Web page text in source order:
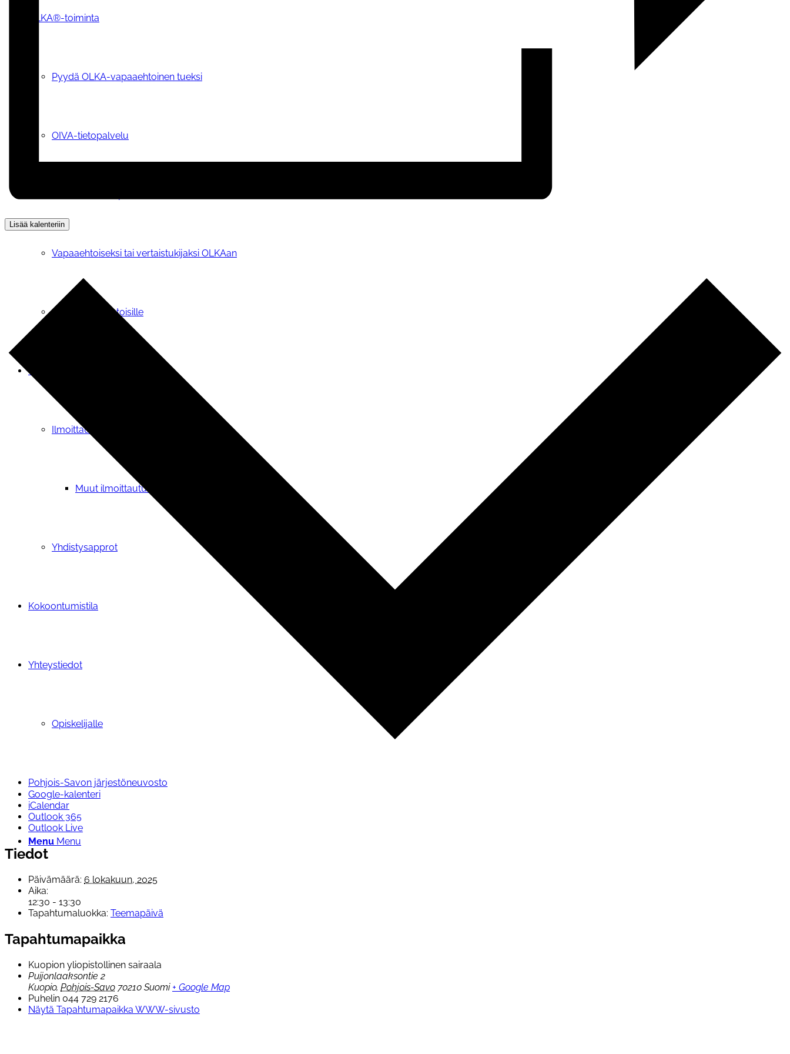
OLKA®-toiminta
Pyydä OLKA-vapaaehtoinen tueksi
OIVA-tietopalvelu
Vapaaehtoiseksi tai vertaistukijaksi OLKAan
OLKA vapaaehtoisille
Tapahtumat
Ilmoittautuminen
Muut ilmoittautumiset
Yhdistysapprot
Kokoontumistila
Yhteystiedot
Opiskelijalle
Pohjois-Savon järjestöneuvosto
Menu Menu
Lisää kalenteriin
Google-kalenteri
iCalendar
Outlook 365
Outlook Live
Tiedot
Päivämäärä: 6 lokakuun, 2025
Aika:
12:30 - 13:30
Tapahtumaluokka: Teemapäivä
Tapahtumapaikka
Kuopion yliopistollinen sairaala
Puijonlaaksontie 2
Kuopio, Pohjois-Savo 70210 Suomi + Google Map
Puhelin 044 729 2176
Näytä Tapahtumapaikka WWW-sivusto